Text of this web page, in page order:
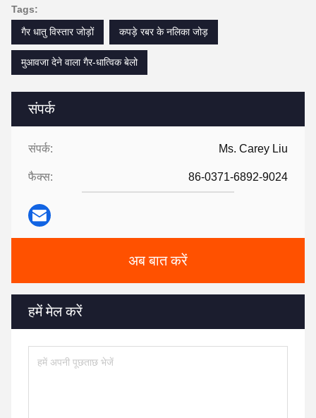
संपर्क
संपर्क: Ms. Carey Liu
फैक्स: 86-0371-6892-9024
अब बात करें
हमें मेल करें
Tags:
गैर धातु विस्तार जोड़ों
कपड़े रबर के नलिका जोड़
मुआवजा देने वाला गैर-धात्विक बेलो